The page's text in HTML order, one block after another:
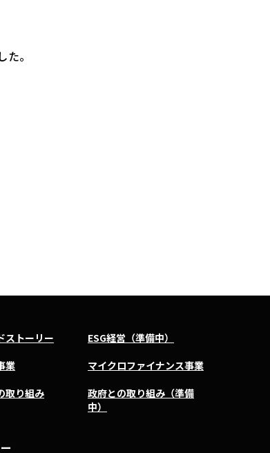
。
ストーリー ESG経営（準備中）
業 マイクロファイナンス事業
取り組み
政府との取り組み（準備
中）